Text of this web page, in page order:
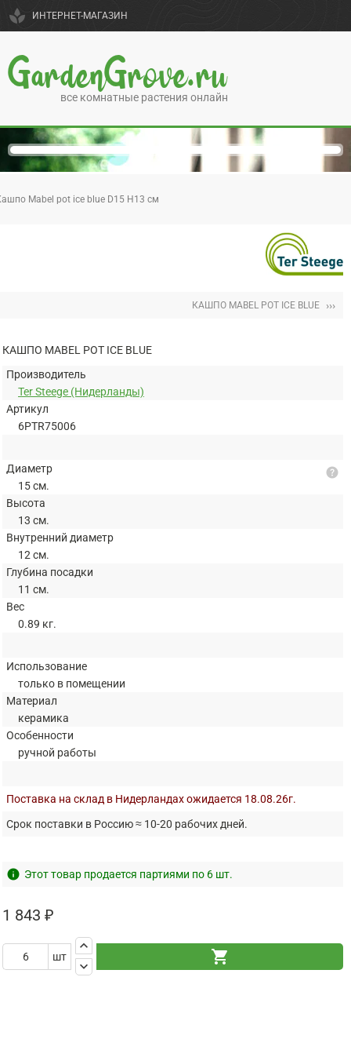
spa ИНТЕРНЕТ-МАГАЗИН
GardenGrove.ru
все комнатные растения онлайн
Mabel pot ice blue D15 H13 см
КАШПО MABEL POT ICE BLUE ›››
КАШПО MABEL POT ICE BLUE
Производитель
Ter Steege (Нидерланды)
Артикул
6PTR75006
Диаметр
15 см.
Высота
13 см.
Внутренний диаметр
12 см.
Глубина посадки
11 см.
Вес
0.89 кг.
help
Использование
только в помещении
Материал
керамика
Особенности
ручной работы
Поставка на склад в Нидерландах ожидается 18.08.26г.
Срок поставки в Россию ≈ 10-20 рабочих дней.
info Этот товар продается партиями по 6 шт.
1 843 ₽
шт
keyboard_arrow_up
keyboard_arrow_down
shopping_cart